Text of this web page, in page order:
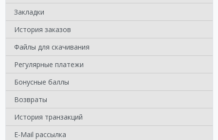
Закладки
История заказов
Файлы для скачивания
Регулярные платежи
Бонусные баллы
Возвраты
История транзакций
E-Mail рассылка